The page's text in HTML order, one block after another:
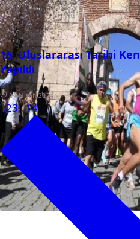
16. Uluslararası Tarihi
Yapıldı
21 Nisan 2024
123…14